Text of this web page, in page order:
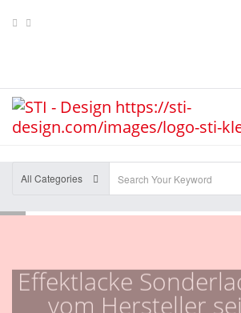
All Categories
vom Hersteller